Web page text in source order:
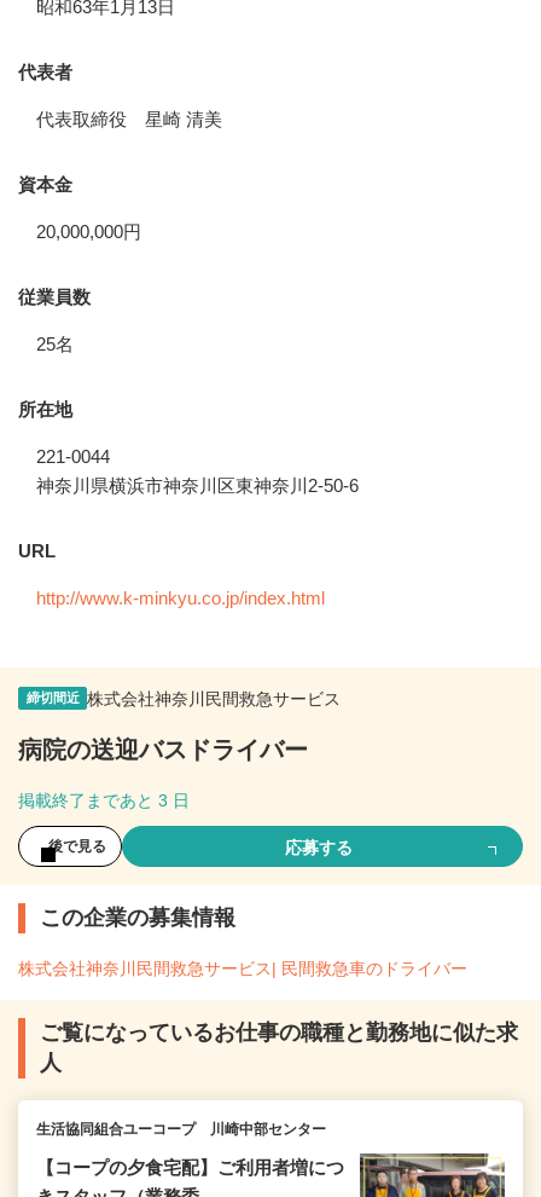
昭和63年1月13日
代表者
代表取締役 星崎 清美
資本金
20,000,000円
従業員数
25名
所在地
221-0044
神奈川県横浜市神奈川区東神奈川2-50-6
URL
http://www.k-minkyu.co.jp/index.html
締切間近 株式会社神奈川民間救急サービス
病院の送迎バスドライバー
掲載終了まであと 3 日
後で見る 応募する
この企業の募集情報
株式会社神奈川民間救急サービス| 民間救急車のドライバー
ご覧になっているお仕事の職種と勤務地に似た求
人
生活協同組合ユーコープ 川崎中部センター
【コープの夕食宅配】ご利用者増につ